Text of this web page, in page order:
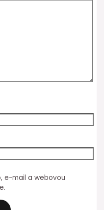
e-mail a webovou